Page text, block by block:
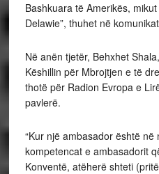
Bashkuara të Amerikës,
Delawie”, thuhet në
Në anën tjetër, Behxhet
Këshillin për Mbrojtjen e të
thotë për Radion Evropa e
pavlerë.
“Kur një ambasador është
kompetencat e ambasadorit
Konventë, atëherë shteti